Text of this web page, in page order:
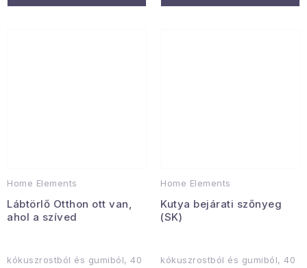
Home Elements
Lábtörlő Otthon ott van,
ahol a szíved
kókuszrostból és gumiból, 40
Home Elements
Kutya bejárati szőnyeg
(SK)
kókuszrostból és gumiból, 40